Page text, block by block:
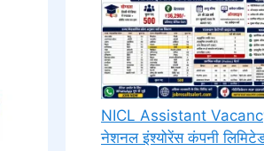
NICL Assistant
नेशनल इंश्योरेंस कंपनी लिमिटेड